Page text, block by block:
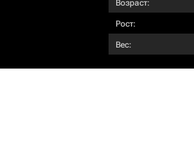
Возраст:
Рост:
Вес: